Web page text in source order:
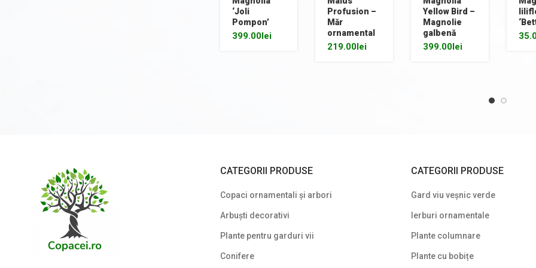
‘Joli
Pompon’
399.00lei
Profusion –
Măr
ornamental
219.00lei
Yellow Bird –
Magnolie
galbenă
399.00lei
Plante cu frunze albastre/ argintii
Plante cu frunze galbene/ portocalii
Plante cu frunze în două culori
Plante cu frunze roșii
CATEGORII PRODUSE
Copaci ornamentali și arbori
Arbuști decorativi
Plante pentru garduri vii
Conifere
CATEGORII PRODUSE
Gard viu veșnic verde
Ierburi ornamentale
Plante columnare
Plante cu bobițe